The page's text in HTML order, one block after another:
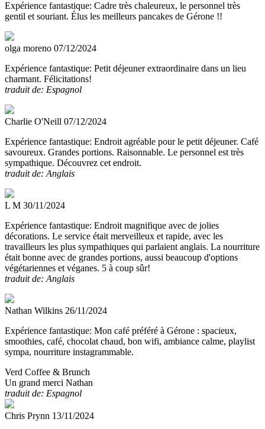
Expérience fantastique: Cadre très chaleureux, le personnel très
gentil et souriant. Élus les meilleurs pancakes de Gérone !!
olga moreno 07/12/2024
Expérience fantastique: Petit déjeuner extraordinaire dans un lieu
charmant. Félicitations!
traduit de: Espagnol
Charlie O'Neill 07/12/2024
Expérience fantastique: Endroit agréable pour le petit déjeuner. Café
savoureux. Grandes portions. Raisonnable. Le personnel est très
sympathique. Découvrez cet endroit.
traduit de: Anglais
L M 30/11/2024
Expérience fantastique: Endroit magnifique avec de jolies
décorations. Le service était merveilleux et rapide, avec les
travailleurs les plus sympathiques qui parlaient anglais. La nourriture
était bonne avec de grandes portions, aussi beaucoup d'options
végétariennes et véganes. 5 à coup sûr!
traduit de: Anglais
Nathan Wilkins 26/11/2024
Expérience fantastique: Mon café préféré à Gérone : spacieux,
smoothies, café, chocolat chaud, bon wifi, ambiance calme, playlist
sympa, nourriture instagrammable.
Verd Coffee & Brunch
Un grand merci Nathan
traduit de: Espagnol
Chris Prynn 13/11/2024